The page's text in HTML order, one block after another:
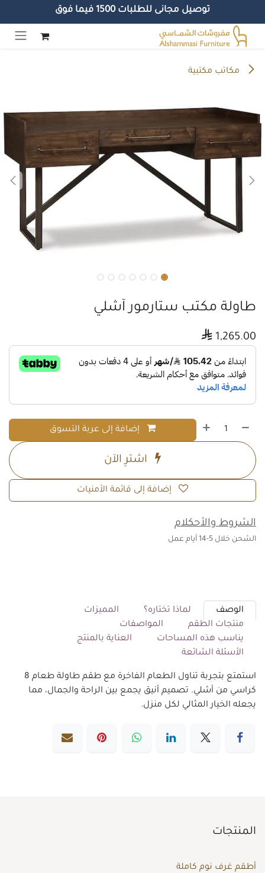
توصيل مجانى للطلبات 1500 فيما فوق
تخطي للذهاب إلى المحتوى
مكاتب مكتبية
طاولة مكتب ستارمور آشلي
1,265.00
إضافة إلى عربة التسوق
اشترِ الآن
إضافة إلى قائمة الأمنيات
الشروط والأحكلام
الشحن خلال 5-14 أيام عمل
الوصف لماذا تختاره؟
المميزات
منتجات الطقم
المواصفات
يناسب هذه المساحات
العناية بالمنتج
الأسئلة الشائعة
استمتع بتجربة تناول الطعام الفاخرة مع طقم طاولة طعام 8
كراسي من أشلي. تصميم أنيق يجمع بين الراحة والجمال، مما
يجعله الخيار المثالي لكل منزل.
المنتجات
أطقم غرف نوم كاملة